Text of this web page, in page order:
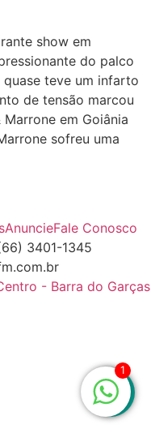
show em
do palco
teve um infarto
de tensão marcou
em Goiânia
sofreu uma
AnuncieFale Conosco
3401-1345
- Barra do Garças
1
starzbet starzbet